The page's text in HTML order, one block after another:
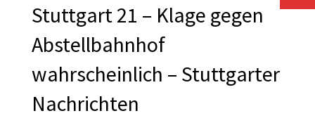
Stuttgart 21 – Klage gegen
Abstellbahnhof
wahrscheinlich – Stuttgarter
Nachrichten